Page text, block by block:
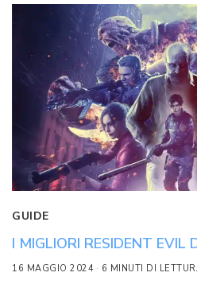
GUIDE
I MIGLIORI RESIDENT EVIL
16 MAGGIO 2024 6 MINUTI DI